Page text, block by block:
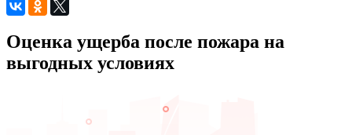
Оценка ущерба после пожара на
выгодных условиях